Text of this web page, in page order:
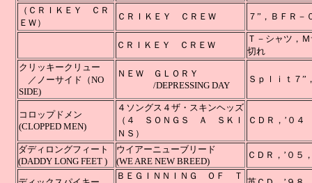
（ＣＲＩＫＥＹ ＣＲ
ＥＷ）
ＣＲＩＫＥＹ ＣＲＥＷ ７”，Ｂ
ＣＲＩＫＥＹ ＣＲＥＷ
Ｔ－シャツ，
切れ
クリッキークリュー
／ノーサイド（NO
SIDE)
ＮＥＷ ＧＬＯＲＹ
/DEPRESSING DAY
Ｓｐｌｉｔ ７
コロップドメン
(CLOPPED MEN)
４ソングス４ザ・スキンヘッズ
（４ ＳＯＮＧＳ Ａ ＳＫＩ
ＮＳ）
ＣＤＲ ， ’
ダディロングフィート
(DADDY LONG FEET )
ウイアーニューブリード
(WE ARE NEW BREED)
ＣＤＲ，’０５
ＢＥＧＩＮＮＩＮＧ ＯＦ Ｔ